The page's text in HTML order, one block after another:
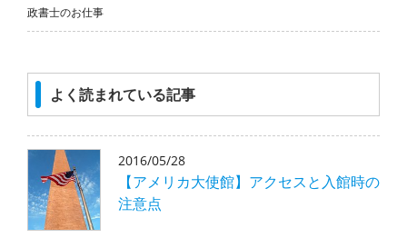
政書士のお仕事
よく読まれている記事
2016/05/28
【アメリカ大使館】アクセスと入館時の
注意点